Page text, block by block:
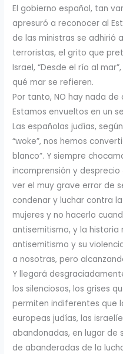
El gobierno español, tan
apresuró a reconocer al
de las ministras se adhirió
terroristas, el grito que
Israel, “Desde el río al
qué mar se refieren.
Por tanto, NO hay nada
Estamos envueltos en un
Las españolas judías,
“woke”, nos hemos
blanco”. Y siempre
incomprensión y
ver el muy grave error de
condenar y luchar contra
mujeres y no hacerlo
antisemitismo, y la historia
antisemitismo y su
a nosotras, pero
Y llegará
los silenciosos, los grises
permiten indiferentes que
europeas judías, las
abandonadas, en lugar de
de abanderadas de la